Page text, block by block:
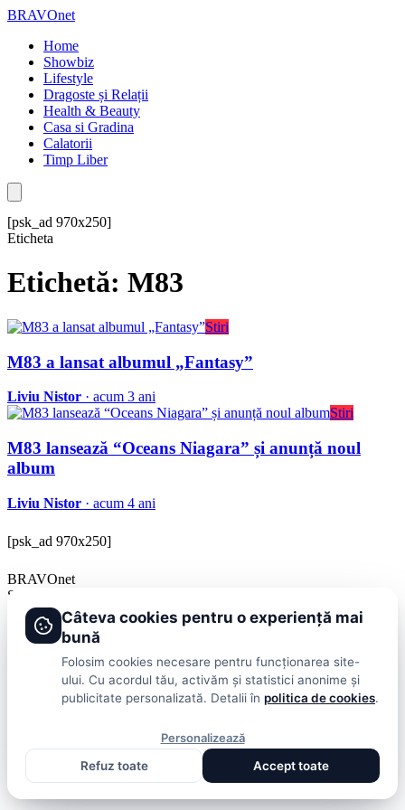
BRAVOnet
Home
Showbiz
Lifestyle
Dragoste și Relații
Health & Beauty
Casa si Gradina
Calatorii
Timp Liber
[psk_ad 970x250]
Eticheta
Etichetă: M83
Stiri
M83 a lansat albumul „Fantasy”
Liviu Nistor · acum 3 ani
Stiri
M83 lansează “Oceans Niagara” și anunță noul
album
Liviu Nistor · acum 4 ani
[psk_ad 970x250]
BRAVOnet
Showbiz, vedete si tot ce misca in lumea mondena
Categorii
ShowbizPublicitateLifestyleHealth & BeautyCasa si Gradina
Politica De Confidentialitate
Condiții
© 2026 BRAVOnet. Toate drepturile rezervate.
Câteva cookies pentru o experiență mai
bună
Folosim cookies necesare pentru funcționarea site-
ului. Cu acordul tău, activăm și statistici anonime și
publicitate personalizată. Detalii în politica de cookies.
Personalizează
Refuz toate
Accept toate